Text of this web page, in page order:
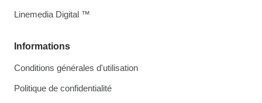
Informations
Conditions générales d'utilisation
Politique de confidentialité
Linemedia Digital ™